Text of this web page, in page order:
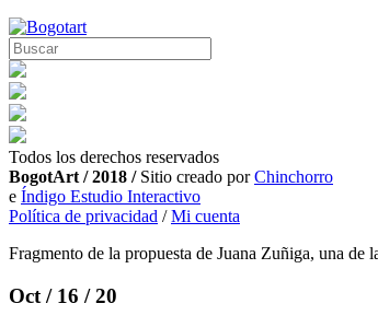
Todos los derechos reservados
BogotArt / 2018 /Sitio creado porChinchorro
e Índigo Estudio Interactivo
Política de privacidad /Mi cuenta
Fragmento de la propuesta de Juana Zuñiga, una de
Oct / 16 / 20